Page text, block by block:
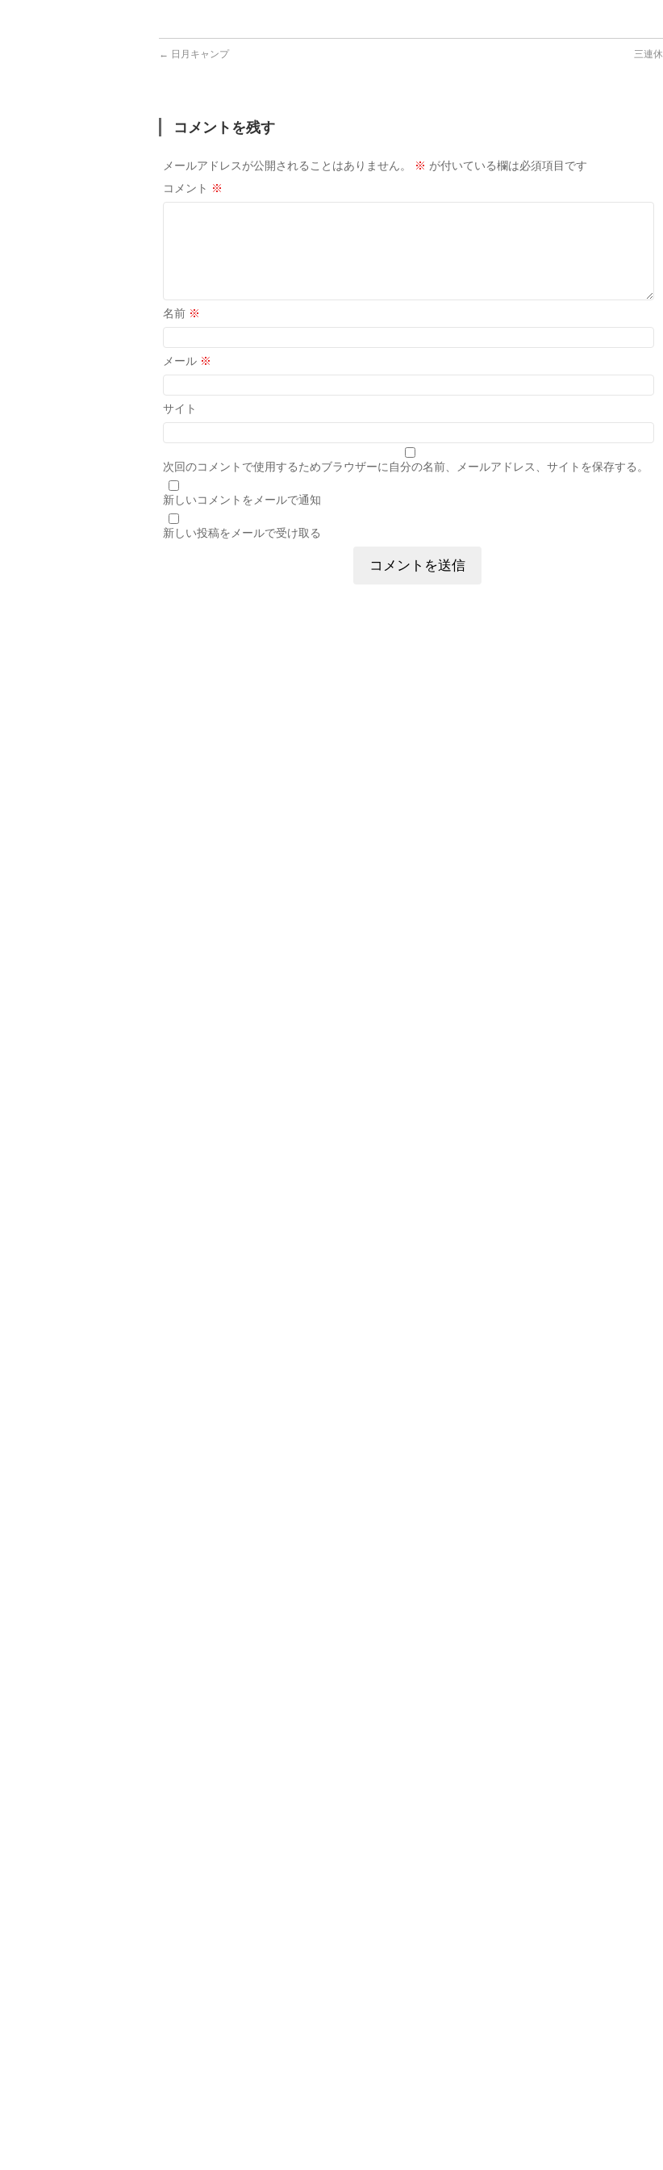
← 日月キャンプ 三連休
コメントを残す
メールアドレスが公開されることはありません。 ※ が付いている欄は必須項目です
コメント ※
名前 ※
メール ※
サイト
次回のコメントで使用するためブラウザーに自分の名前、メールアドレス、サイトを保存する。
新しいコメントをメールで通知
新しい投稿をメールで受け取る